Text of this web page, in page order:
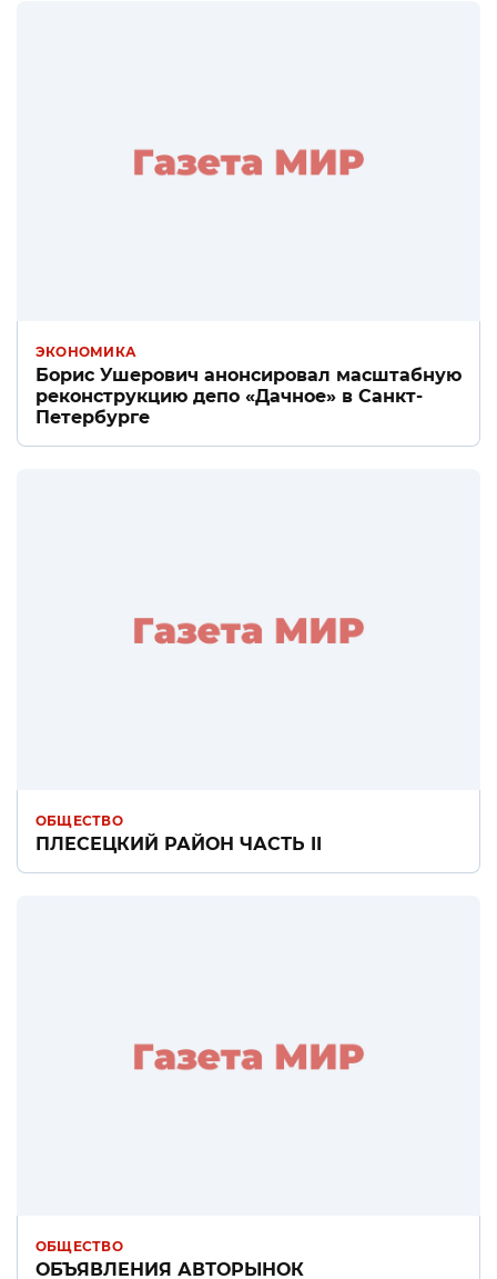
ЭКОНОМИКА
Борис Ушерович анонсировал масштабную
реконструкцию депо «Дачное» в Санкт-
Петербурге
ОБЩЕСТВО
ПЛЕСЕЦКИЙ РАЙОН ЧАСТЬ II
ОБЩЕСТВО
ОБЪЯВЛЕНИЯ АВТОРЫНОК